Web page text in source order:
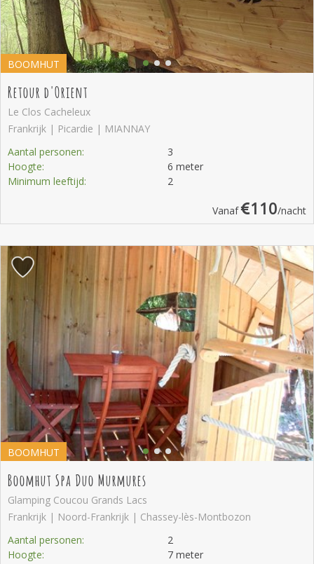
BOOMHUT
Retour d'Orient
Le Clos Cacheleux
Frankrijk | Picardie | MIANNAY
Aantal personen:
3
Hoogte:
6 meter
Minimum leeftijd:
2
Vanaf 110/nacht
BOOMHUT
Boomhut Spa Duo Murmures
Glamping Coucou Grands Lacs
Frankrijk | Noord-Frankrijk | Chassey-lès-Montbozon
Aantal personen:
2
Hoogte:
7 meter